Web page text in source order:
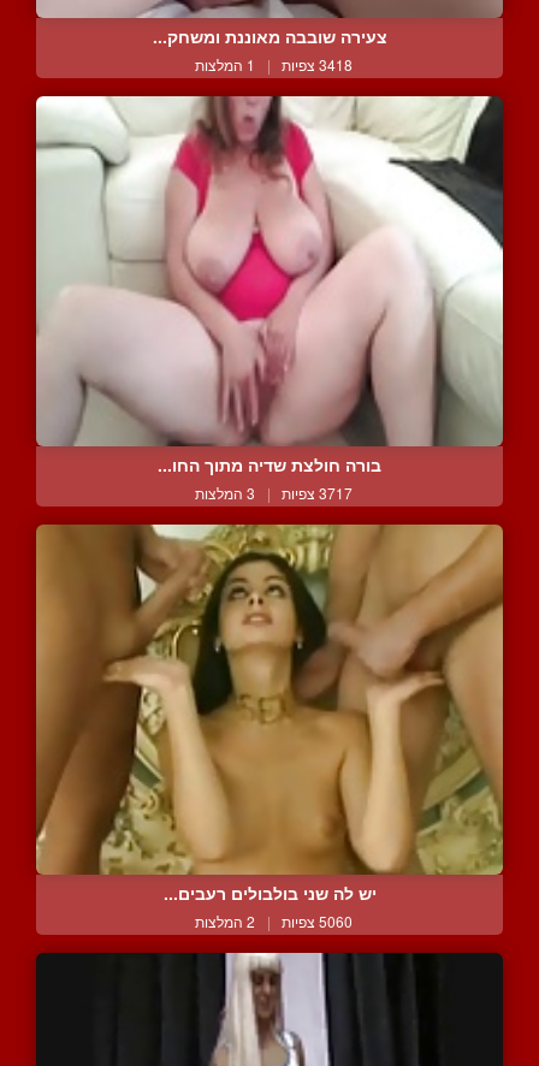
צעירה שובבה מאוננת ומשחק...
3418 צפיות | 1 המלצות
בורה חולצת שדיה מתוך החו...
3717 צפיות | 3 המלצות
יש לה שני בולבולים רעבים...
5060 צפיות | 2 המלצות